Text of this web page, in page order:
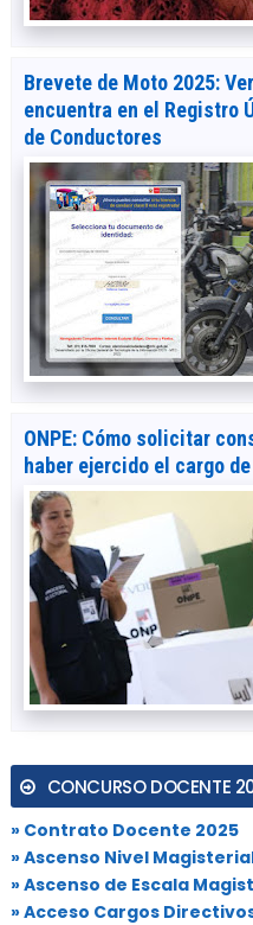
Brevete de Moto 2025:
encuentra en el Registro
de Conductores
ONPE: Cómo solicitar
haber ejercido el cargo
CONCURSO DOCENTE
» Contrato Docente 2025
» Ascenso Nivel
» Ascenso de Escala
» Acceso Cargos